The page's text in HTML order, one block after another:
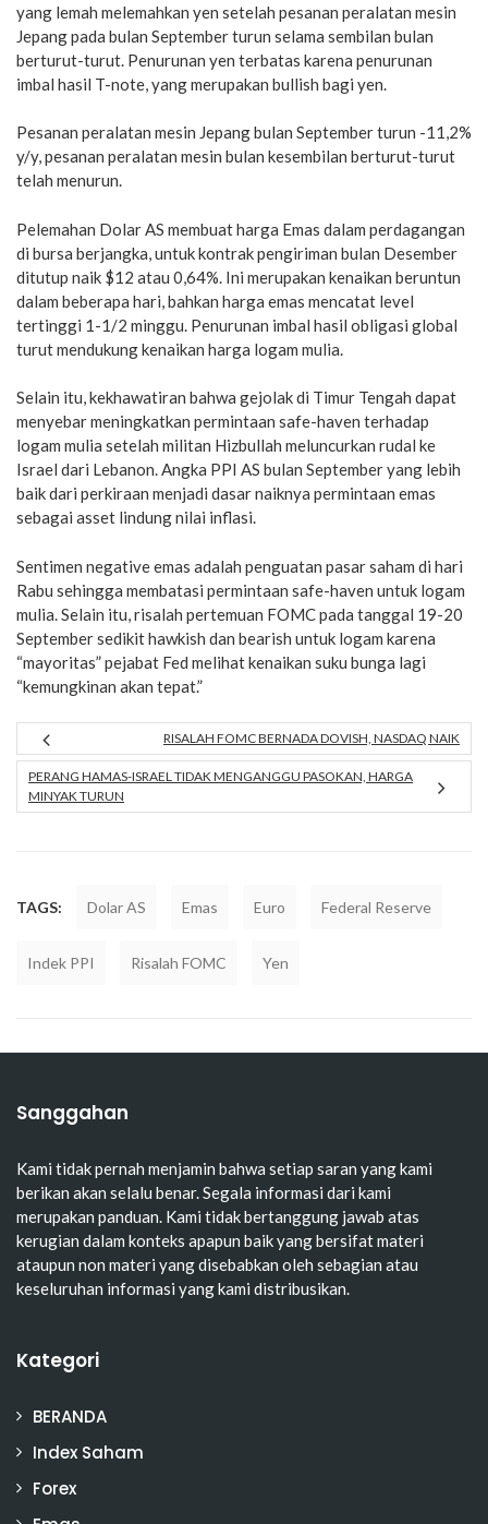
yang lemah melemahkan yen setelah pesanan peralatan mesin
Jepang pada bulan September turun selama sembilan bulan
berturut-turut. Penurunan yen terbatas karena penurunan
imbal hasil T-note, yang merupakan bullish bagi yen.
Pesanan peralatan mesin Jepang bulan September turun -11,2%
y/y, pesanan peralatan mesin bulan kesembilan berturut-turut
telah menurun.
Pelemahan Dolar AS membuat harga Emas dalam perdagangan
di bursa berjangka, untuk kontrak pengiriman bulan Desember
ditutup naik $12 atau 0,64%. Ini merupakan kenaikan beruntun
dalam beberapa hari, bahkan harga emas mencatat level
tertinggi 1-1/2 minggu. Penurunan imbal hasil obligasi global
turut mendukung kenaikan harga logam mulia.
Selain itu, kekhawatiran bahwa gejolak di Timur Tengah dapat
menyebar meningkatkan permintaan safe-haven terhadap
logam mulia setelah militan Hizbullah meluncurkan rudal ke
Israel dari Lebanon. Angka PPI AS bulan September yang lebih
baik dari perkiraan menjadi dasar naiknya permintaan emas
sebagai asset lindung nilai inflasi.
Sentimen negative emas adalah penguatan pasar saham di hari
Rabu sehingga membatasi permintaan safe-haven untuk logam
mulia. Selain itu, risalah pertemuan FOMC pada tanggal 19-20
September sedikit hawkish dan bearish untuk logam karena
“mayoritas” pejabat Fed melihat kenaikan suku bunga lagi
“kemungkinan akan tepat.”
RISALAH FOMC BERNADA DOVISH, NASDAQ NAIK
PERANG HAMAS-ISRAEL TIDAK MENGANGGU PASOKAN, HARGA
MINYAK TURUN
TAGS: Dolar AS Emas Euro Federal Reserve
Indek PPI Risalah FOMC Yen
Sanggahan
Kami tidak pernah menjamin bahwa setiap saran yang kami
berikan akan selalu benar. Segala informasi dari kami
merupakan panduan. Kami tidak bertanggung jawab atas
kerugian dalam konteks apapun baik yang bersifat materi
ataupun non materi yang disebabkan oleh sebagian atau
keseluruhan informasi yang kami distribusikan.
Kategori
BERANDA
Index Saham
Forex